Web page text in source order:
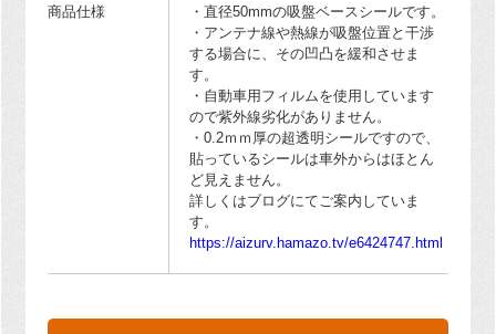
商品仕様
・直径50mmの吸盤ベースシールです。
・アンテナ線や熱線が吸盤位置と干渉
する場合に、その凹凸を緩和させま
す。
・自動車用フィルムを使用しています
ので紫外線劣化がありません。
・0.2ｍｍ厚の超透明シールですので、
貼っているシールは車外からはほとん
ど見えません。
詳しくはブログにてご案内していま
す。
https://aizurv.hamazo.tv/e6424747.html